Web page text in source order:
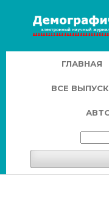
ГЛАВНАЯ
ВСЕ